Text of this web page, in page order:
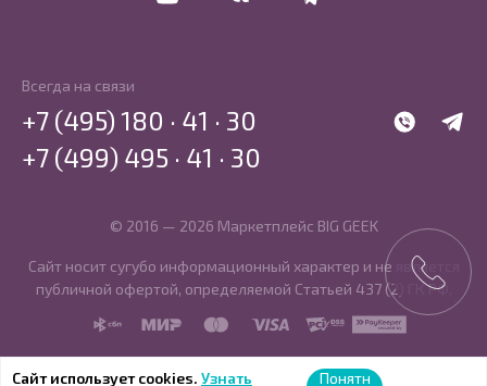
Всегда на связи
WhatsApp
+7 (495) 180 · 41 · 30
+7 (499) 495 · 41 · 30
© 2016 — 2026 Маркетплейс BIG GEEK
Сайт носит сугубо информационный характер и не является
публичной офертой, определяемой Статьей 437 (2) ГК РФ.
SBP
MIR MasterCard
Visa PCI DSS PayKeeper
Сайт использует cookies. Узнать Понятн